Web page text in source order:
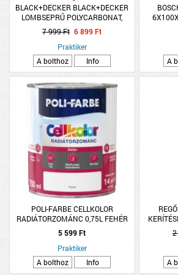
BLACK+DECKER BLACK+DECKER
LOMBSEPRŰ POLYCARBONAT,
FÉMNYELŰ, 168CM
7 999 Ft 6 899 Ft
Praktiker
A bolthoz
Info
A
POLI-FARBE CELLKOLOR
RADIÁTORZOMÁNC 0,75L FEHÉR
5 599 Ft
Praktiker
A bolthoz
Info
2
A